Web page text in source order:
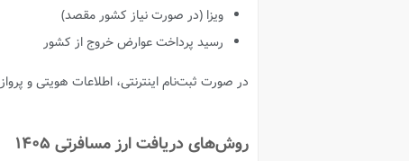
ویزا (در صورت نیاز کشور مقصد)
رسید پرداخت عوارض خروج از کشور
در صورت ثبت‌نام اینترنتی، اطلاعات هویتی و
روش‌های دریافت ارز مسافرتی ۱۴۰۵